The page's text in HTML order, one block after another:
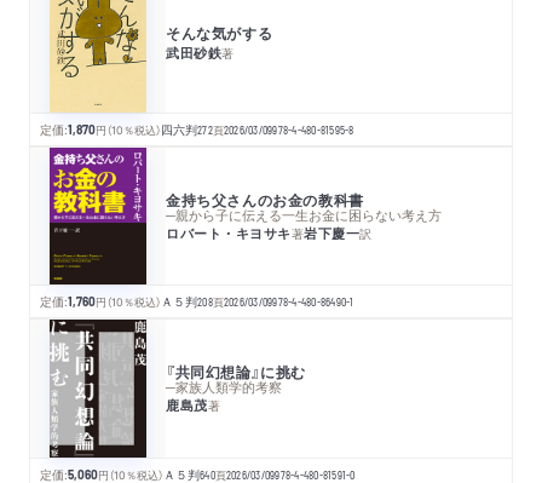
そんな気がする
武田砂鉄著
定価:1,870円 （10％税込）四六判272頁2026/03/09978-4-480-81595-8
金持ち父さんのお金の教科書
─親から子に伝える一生お金に困らない考え方
ロバート・キヨサキ著岩下慶一訳
定価:1,760円 （10％税込） Ａ５判208頁2026/03/09978-4-480-86490-1
『共同幻想論』に挑む
─家族人類学的考察
鹿島茂著
定価:5,060円 （10％税込） Ａ５判640頁2026/03/09978-4-480-81591-0